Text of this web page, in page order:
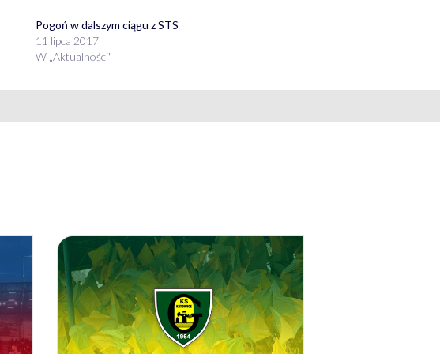
Pogoń w dalszym ciągu z STS
11 lipca 2017
W „Aktualności"